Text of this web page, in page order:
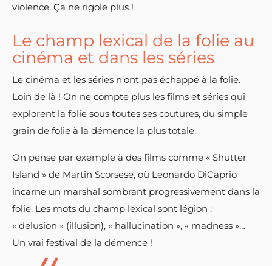
violence. Ça ne rigole plus !
Le champ lexical de la folie au
cinéma et dans les séries
Le cinéma et les séries n’ont pas échappé à la folie.
Loin de là ! On ne compte plus les films et séries qui
explorent la folie sous toutes ses coutures, du simple
grain de folie à la démence la plus totale.
On pense par exemple à des films comme « Shutter
Island » de Martin Scorsese, où Leonardo DiCaprio
incarne un marshal sombrant progressivement dans la
folie. Les mots du champ lexical sont légion :
« delusion » (illusion), « hallucination », « madness »…
Un vrai festival de la démence !